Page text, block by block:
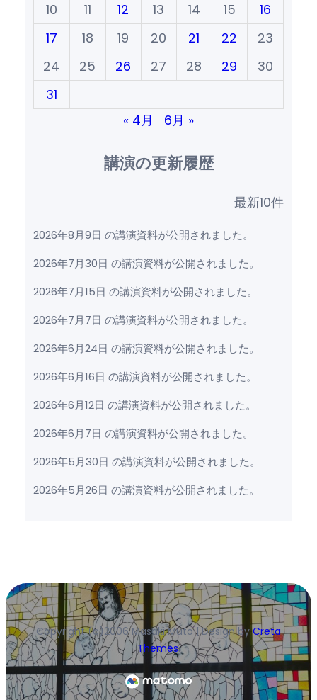
10
11 12 13 14 15
16
17
18 19 20 21 22
23
24
25 26 27 28 29
30
31
« 4月
6月 »
講演の更新履歴
最新10件
2026年8月9日 の講演資料が公開されました。
2026年7月30日 の講演資料が公開されました。
2026年7月15日 の講演資料が公開されました。
2026年7月7日 の講演資料が公開されました。
2026年6月24日 の講演資料が公開されました。
2026年6月16日 の講演資料が公開されました。
2026年6月12日 の講演資料が公開されました。
2026年6月7日 の講演資料が公開されました。
2026年5月30日 の講演資料が公開されました。
2026年5月26日 の講演資料が公開されました。
Copyright (c)2006 Masaki Muto | Design byCreta
Themes.